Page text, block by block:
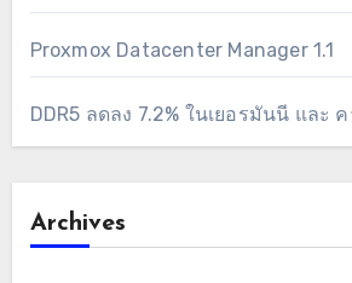
Proxmox Datacenter Manager 1.1
DDR5 ลดลง 7.2% ในเยอรมันนี และ
Archives